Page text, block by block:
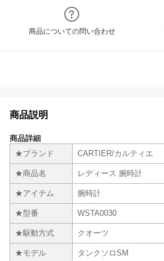
商品についての問い合わせ
商品説明
商品詳細
★ブランド
CARTIER/カルティエ
★商品名 レディース 腕時計
★アイテム 腕時計
★型番 WSTA0030
★駆動方式 クオーツ
★モデル タンクソロSM